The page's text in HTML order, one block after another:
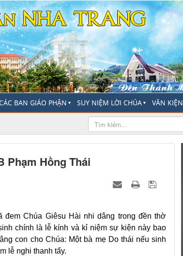
BAN GIÁO PHẬN ▼ SUY NIỆM LỜI CHÚA ▼ VĂN KIỆN
Phạm Hồng Thái
Chúa Giêsu Hài nhi dâng trong đền thờ
chính là lễ kính và kỉ niệm sự kiện này bao
con cho Chúa: Một bà mẹ Do thái nếu sinh
lễ nghi thanh tẩy.